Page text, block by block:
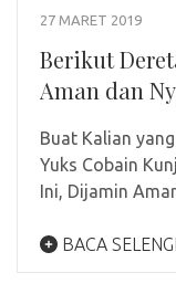
27 MARET 2019
Berikut
Aman dan
Buat Kalian
Yuks Cobain
Ini, Dijamin
BACA